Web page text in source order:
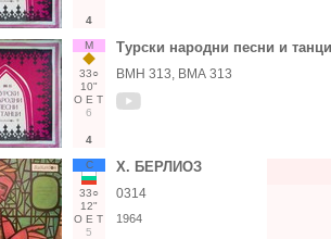
4
М
33○
10"
О Е Т
6
4
Турски народни песни и танци
ВМН 313, ВМА 313
С
33○
12"
О Е Т
5
Х. БЕРЛИОЗ
0314
1964